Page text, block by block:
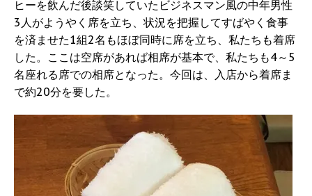
ヒーを飲んだ後談笑していたビジネスマン風の中年男性
3人がようやく席を立ち、状況を把握してすばやく食事
を済ませた1組2名もほぼ同時に席を立ち、私たちも着席
した。ここは空席があれば相席が基本で、私たちも4～5
名座れる席での相席となった。今回は、入店から着席ま
で約20分を要した。